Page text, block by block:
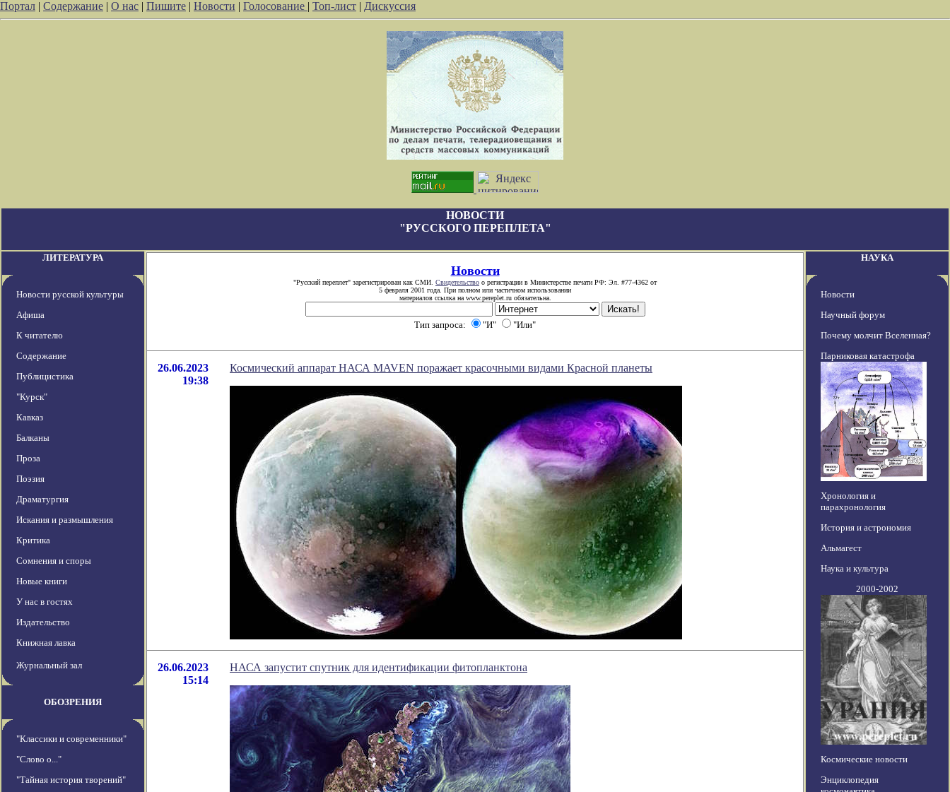
Портал | Содержание | О нас | Пишите | Новости | Голосование | Топ-лист | Дискуссия
НОВОСТИ
"РУССКОГО ПЕРЕПЛЕТА"
ЛИТЕРАТУРА
Новости русской культуры
Афиша
К читателю
Содержание
Публицистика
"Курск"
Кавказ
Балканы
Проза
Поэзия
Драматургия
Искания и размышления
Критика
Сомнения и споры
Новые книги
У нас в гостях
Издательство
Книжная лавка
Журнальный зал
ОБОЗРЕНИЯ
"Классики и современники"
"Слово о..."
"Тайная история творений"
Новости
"Русский переплет" зарегистрирован как СМИ. Свидетельство о регистрации в Министерстве печати РФ: Эл. #77-4362 от
5 февраля 2001 года. При полном или частичном использовании
материалов ссылка на www.pereplet.ru обязательна.
Тип запроса: "И" "Или"
26.06.2023
19:38
Космический аппарат НАСА MAVEN поражает красочными видами Красной планеты
26.06.2023
15:14
НАСА запустит спутник для идентификации фитопланктона
НАУКА
Новости
Научный форум
Почему молчит Вселенная?
Парниковая катастрофа
Хронология и
парахронология
История и астрономия
Альмагест
Наука и культура
2000-2002
Космические новости
Энциклопедия